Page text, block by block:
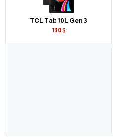
TCL Tab 10L Gen 3
130$